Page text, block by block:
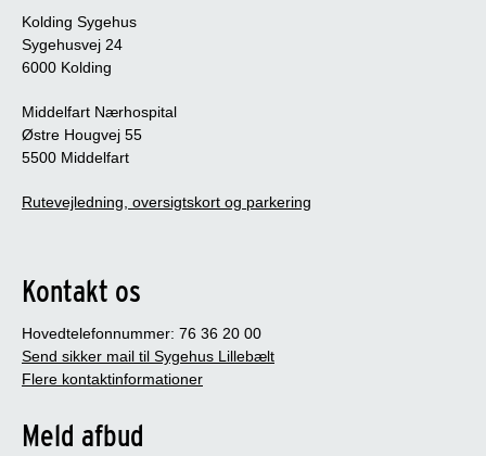
Kolding Sygehus
Sygehusvej 24
6000 Kolding
Middelfart Nærhospital
Østre Hougvej 55
5500 Middelfart
Rutevejledning, oversigtskort og parkering
Kontakt os
Hovedtelefonnummer: 76 36 20 00
Send sikker mail til Sygehus Lillebælt
Flere kontaktinformationer
Meld afbud